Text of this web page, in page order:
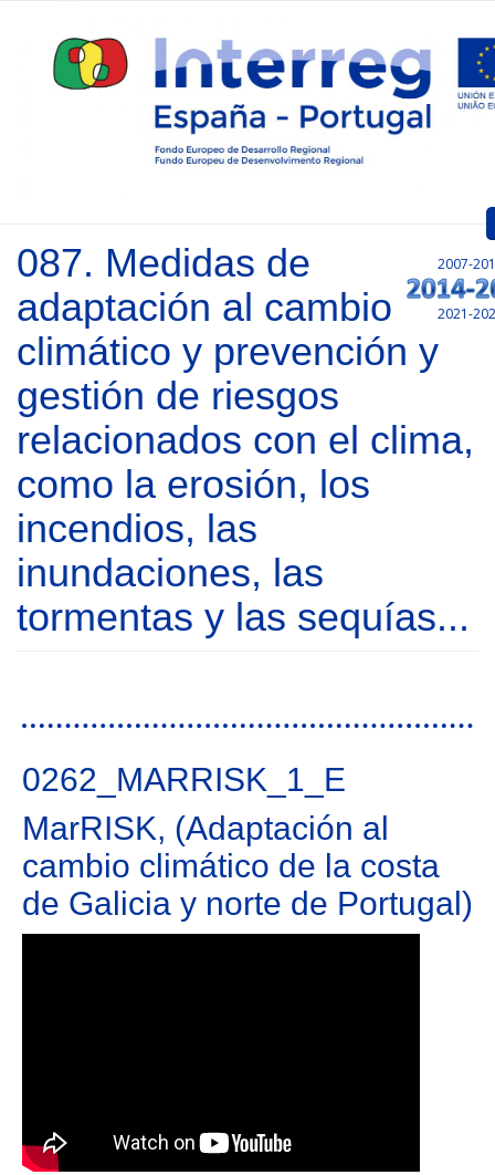
Presentación
Convocatorias
Proyectos Aprobados
Comunicación
Documentos
Gestión de Proyectos
Enlaces
2007-
2021-
087. Medidas de
adaptación al cambio
climático y prevención y
gestión de riesgos
relacionados con el clima,
como la erosión, los
incendios, las
inundaciones, las
tormentas y las sequías...
0262_MARRISK_1_E
MarRISK, (Adaptación al
cambio climático de la costa
de Galicia y norte de Portugal)